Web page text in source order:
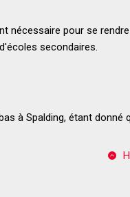
nécessaire pour se
secondaires.
à Spalding, étant donné